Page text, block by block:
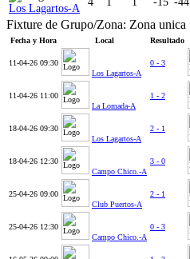
Los Lagartos-A
Fixture de Grupo/Zona: Zona unica
Fecha y Hora Local Resultado
11-04-26 09:30
Los Lagartos-A
0 - 3
11-04-26 11:00
La Lomada-A
1 - 2
18-04-26 09:30
Los Lagartos-A
2 - 1
18-04-26 12:30
Campo Chico.-A
3 - 0
25-04-26 09:00
Club Puertos-A
2 - 1
25-04-26 12:30
Campo Chico.-A
0 - 3